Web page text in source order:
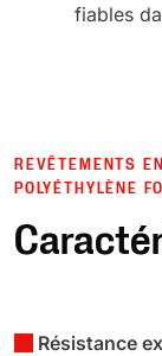
fiables
REVÊTEMENTS
POLYÉTHYLÈNE
Résistance